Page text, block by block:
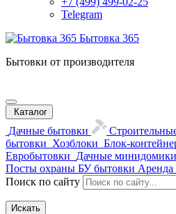
Telegram
Бытовка 365
Бытовки от производителя
Каталог
Дачные бытовки
бытовки Хозблоки Блок-
Евробытовки Дачные минидомики
Посты охраны БУ бытовки Аренда
Поиск по сайту
Искать